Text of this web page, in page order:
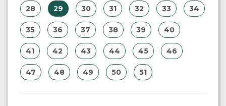
28 29 30 31 32 33 34
35 36 37 38 39 40
41 42 43 44 45 46
47 48 49 50 51